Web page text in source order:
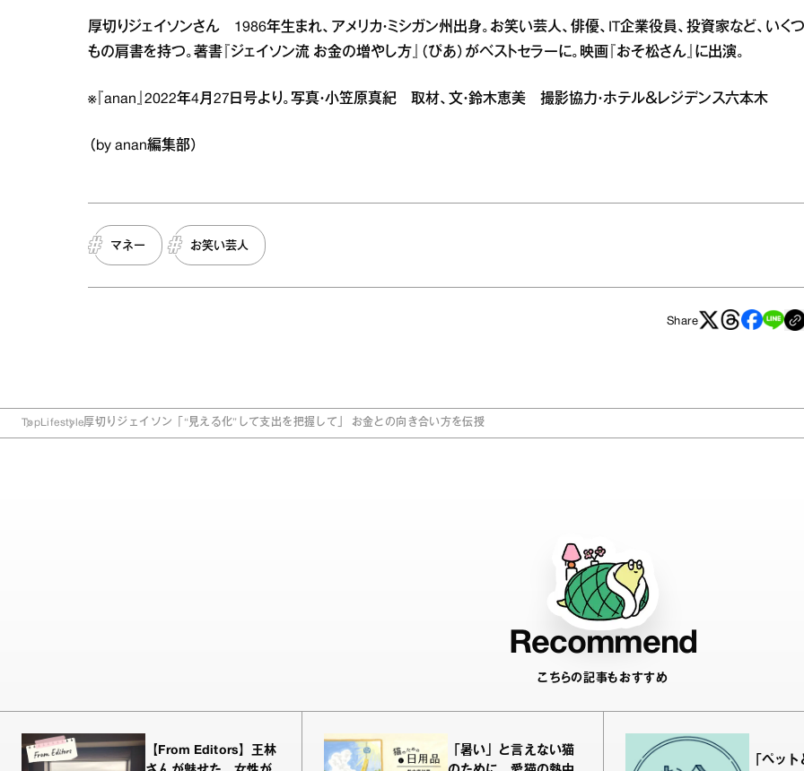
厚切りジェイソンさん 1986年生まれ、アメリカ・ミシガン州出身。お笑い芸人、俳優、IT企業役員、投資家など、いくつ
もの肩書を持つ。著書『ジェイソン流 お金の増やし方』（ぴあ）がベストセラーに。映画『おそ松さん』に出演。
※『anan』2022年4月27日号より。写真・小笠原真紀 取材、文・鈴木恵美 撮影協力・ホテル＆レジデンス六本木
（by anan編集部）
マネー お笑い芸人
Share
Top Lifestyle厚切りジェイソン「“見える化”して支出を把握して」 お金との向き合い方を伝授
Recommend
こちらの記事もおすすめ
【From Editors】王林
「暑い」と言えない猫
「ペッ